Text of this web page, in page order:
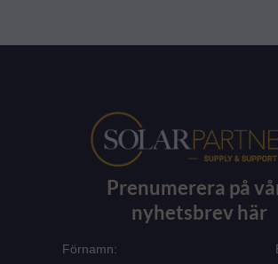
Prenumerera på
nyhetsbrev här
Förnamn: